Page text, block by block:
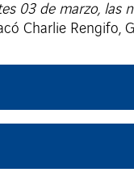
03 de marzo,
Charlie Rengifo,